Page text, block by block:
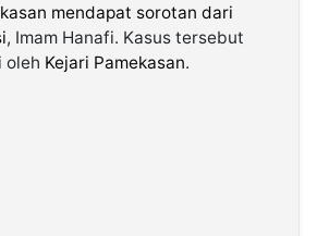
mendapat sorotan dari
, Imam Hanafi. Kasus tersebut
oleh Kejari Pamekasan.